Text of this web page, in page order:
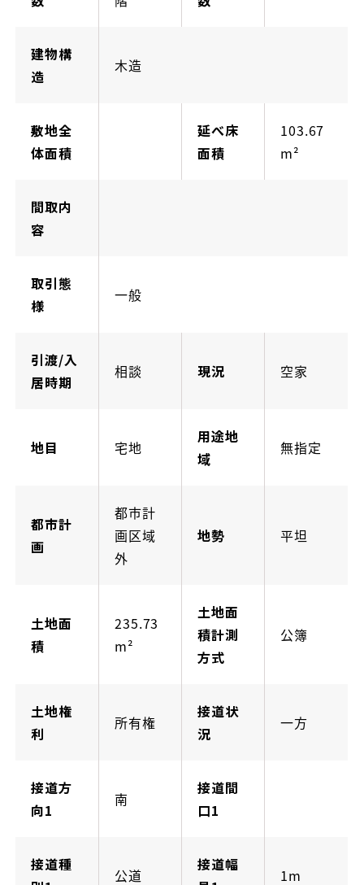
建物構
造
木造
敷地全
体面積
延べ床
面積
103.67
m²
間取内
容
取引態
様
一般
引渡/入
居時期
相談 現況 空家
地目 宅地
用途地
域
無指定
都市計
画
都市計
画区域
外
地勢 平坦
土地面
積
235.73
m²
土地面
積計測
方式
公簿
土地権
利
所有権
接道状
況
一方
接道方
向1
南
接道間
口1
接道種
公道
接道幅
1m